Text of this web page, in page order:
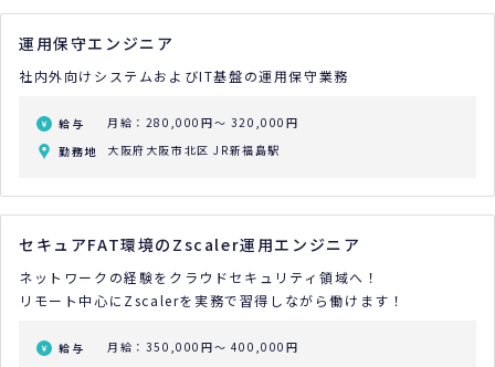
運用保守エンジニア
社内外向けシステムおよびIT基盤の運用保守業務
給与
月給：280,000円～ 320,000円
勤務地
大阪府大阪市北区 JR新福島駅
セキュアFAT環境のZscaler運用エンジニア
ネットワークの経験をクラウドセキュリティ領域へ！
リモート中心にZscalerを実務で習得しながら働けます！
給与
月給：350,000円～ 400,000円